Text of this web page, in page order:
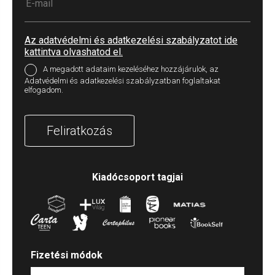
Az adatvédelmi és adatkezelési szabályzatot ide
kattintva olvashatod el.
A megadott adataim kezeléséhez hozzájárulok, az
Adatvédelmi és adatkezelési szabályzatban foglaltakat
elfogadom.
Feliratkozás
Kiadócsoport tagjai
Fizetési módok